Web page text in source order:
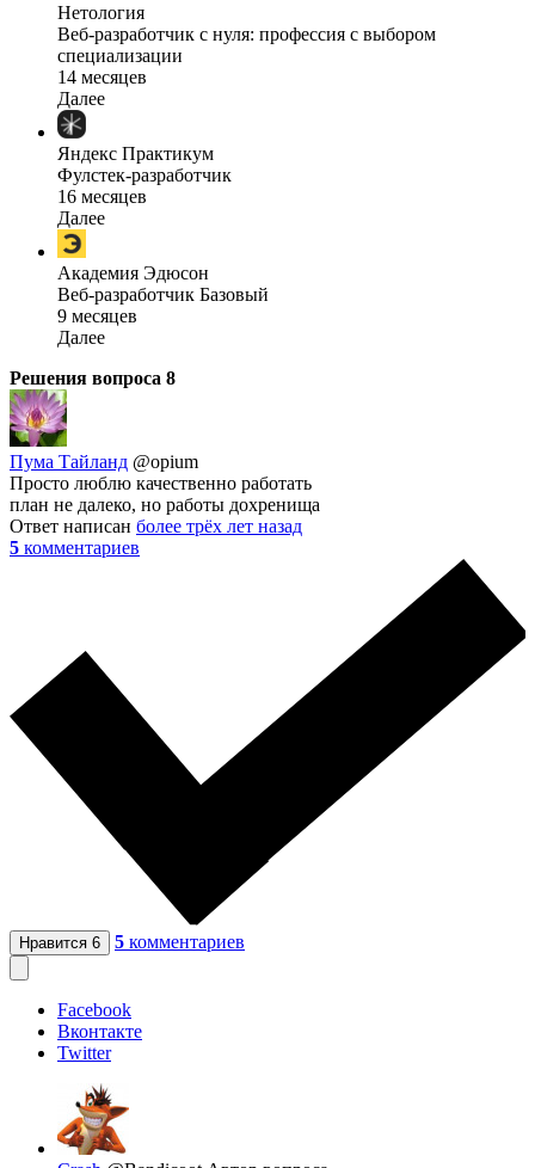
Нетология
Веб-разработчик с нуля: профессия с выбором
специализации
14 месяцев
Далее
Яндекс Практикум
Фулстек-разработчик
16 месяцев
Далее
Академия Эдюсон
Веб-разработчик Базовый
9 месяцев
Далее
Решения вопроса 8
Пума Тайланд @opium
Просто люблю качественно работать
план не далеко, но работы дохренища
Ответ написан более трёх лет назад
5 комментариев
Нравится 6 5 комментариев
Facebook
Вконтакте
Twitter